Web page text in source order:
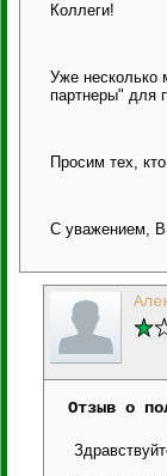
Коллеги!
Уже несколько
партнеры" для
Просим тех,
С уважением,
Отзыв о